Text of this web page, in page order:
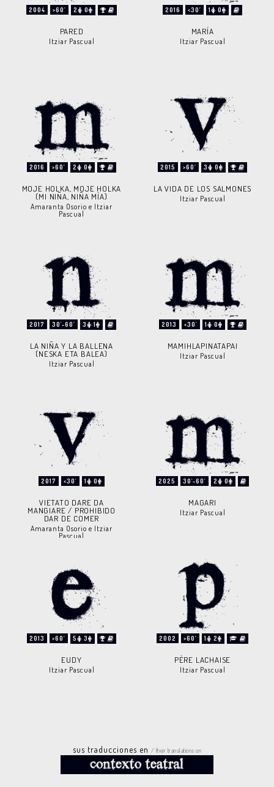
2004 >60' 2 0
PARED
Itziar Pascual
2016 <30' 1 0
MARÍA
Itziar Pascual
2016 >60' 2 0
MOJE HOLKA, MOJE HOLKA
(MI NIÑA, NIÑA MÍA)
Amaranta Osorio e Itziar
Pascual
2015 >60' 3 0
LA VIDA DE LOS SALMONES
Itziar Pascual
2017 30'-60' 3 1
LA NIÑA Y LA BALLENA
(NESKA ETA BALEA)
Itziar Pascual
2013 <30' 1 0
MAMIHLAPINATAPAI
Itziar Pascual
2017 <30' 1 0
VIETATO DARE DA
MANGIARE / PROHIBIDO
DAR DE COMER
Amaranta Osorio e Itziar
Pascual
2025 30'-60' 2 0
MAGARI
Itziar Pascual
2013 >60' 5 3
EUDY
Itziar Pascual
2002 >60' 1 2
PÈRE LACHAISE
Itziar Pascual
sus traducciones en / their translations on